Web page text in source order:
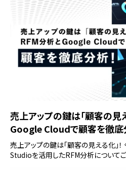
売上アップの鍵は「顧客の見
Google Cloudで顧客を徹底
売上アップの鍵は「顧客の見える化」
Studioを活用したRFM分析についてご